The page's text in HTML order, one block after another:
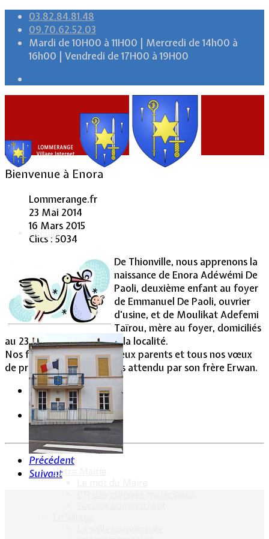
03.82.84.81.48
09.70.62.52.03
Mardi de 10H00 à 11H00 | Mercredi de 14h00 à
16h00 | Vendredi de 17H00 à 19H00
Accueil
Vie Municipale
Votre Mairie
Bienvenue à Enora
Lommerange.fr
23 Mai 2014
16 Mars 2015
Clics : 5034
De Thionville, nous apprenons la
naissance de Enora Adéwémi De
Paoli, deuxième enfant au foyer
de Emmanuel De Paoli, ouvrier
d'usine, et de Moulikat Adefemi
Taïrou, mère au foyer, domiciliés
au 23, rue Emile Zola dans la localité.
Nos félicitations aux heureux parents et tous nos vœux
de prospérité au bébé, très attendu par son frère Erwan.
Précédent
Suivant